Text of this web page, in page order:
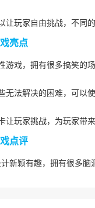
让玩家自由挑战，不同
亮点
游戏，拥有很多搞笑的场
无法解决的困难，可以使
让玩家挑战，为玩家带来
点评
新颖有趣，拥有很多脑